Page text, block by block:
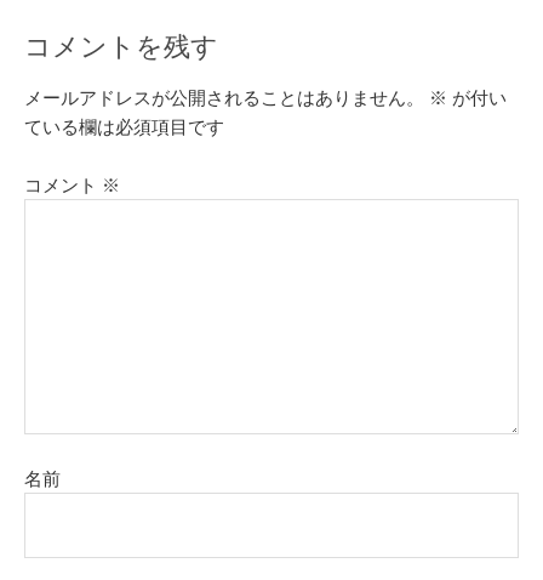
コメントを残す
メールアドレスが公開されることはありません。 ※ が付い
ている欄は必須項目です
コメント ※
名前